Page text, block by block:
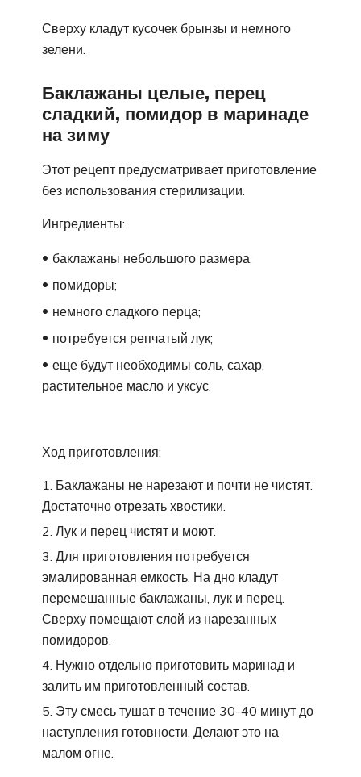
Сверху кладут кусочек брынзы и немного
зелени.
Баклажаны целые, перец
сладкий, помидор в маринаде
на зиму
Этот рецепт предусматривает приготовление
без использования стерилизации.
Ингредиенты:
баклажаны небольшого размера;
помидоры;
немного сладкого перца;
потребуется репчатый лук;
еще будут необходимы соль, сахар,
растительное масло и уксус.
Ход приготовления:
Баклажаны не нарезают и почти не чистят.
Достаточно отрезать хвостики.
Лук и перец чистят и моют.
Для приготовления потребуется
эмалированная емкость. На дно кладут
перемешанные баклажаны, лук и перец.
Сверху помещают слой из нарезанных
помидоров.
Нужно отдельно приготовить маринад и
залить им приготовленный состав.
Эту смесь тушат в течение 30-40 минут до
наступления готовности. Делают это на
малом огне.